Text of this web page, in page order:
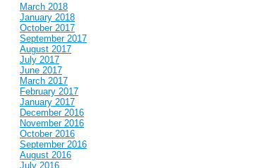
March 2018
January 2018
October 2017
September 2017
August 2017
July 2017
June 2017
March 2017
February 2017
January 2017
December 2016
November 2016
October 2016
September 2016
August 2016
July 2016